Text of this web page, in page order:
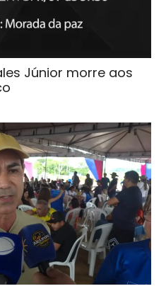
Júnior morre aos